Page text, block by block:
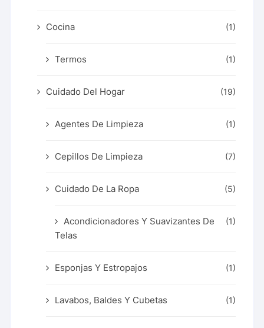
Cocina (1)
Termos (1)
Cuidado Del Hogar (19)
Agentes De Limpieza (1)
Cepillos De Limpieza (7)
Cuidado De La Ropa (5)
Acondicionadores Y Suavizantes De
Telas
(1)
Esponjas Y Estropajos (1)
Lavabos, Baldes Y Cubetas (1)